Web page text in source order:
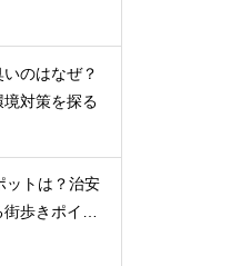
のはなぜ？
対策を探る
ットは？治安
歩きポイン